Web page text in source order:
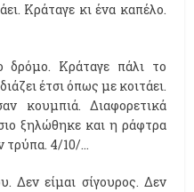
Κράταγε κι ένα καπέλο.
Κράταγε πάλι το
έτσι όπως με κοιτάει.
κουμπιά. Διαφορετικά
ξηλώθηκε και η ράφτρα
τρύπα. 4/10/…
είμαι σίγουρος. Δεν